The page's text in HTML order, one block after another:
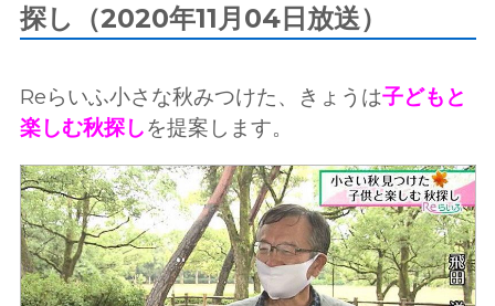
探し（2020年11月04日放送）
Reらいふ小さな秋みつけた、きょうは子どもと
楽しむ秋探しを提案します。